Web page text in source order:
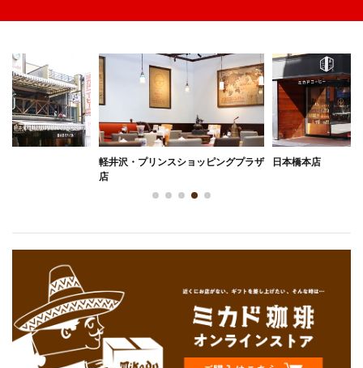
軽井沢・プリンスショッピングプラザ
店
日本橋本店